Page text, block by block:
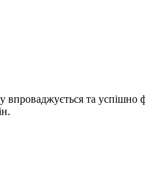
та успішно